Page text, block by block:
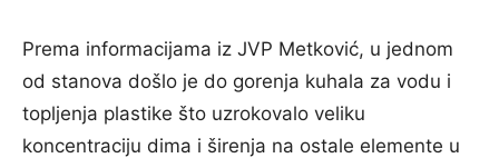
Prema informacijama iz JVP Metković, u jednom
od stanova došlo je do gorenja kuhala za vodu i
topljenja plastike što uzrokovalo veliku
koncentraciju dima i širenja na ostale elemente u